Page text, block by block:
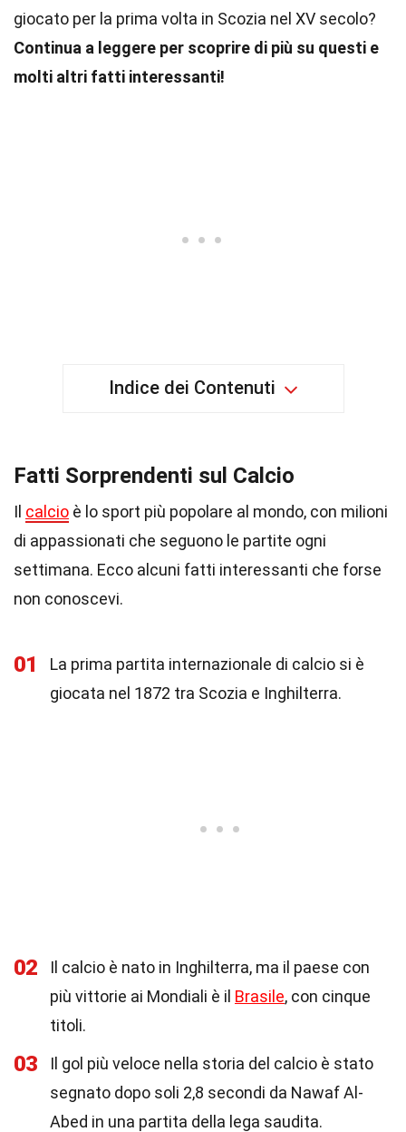
giocato per la prima volta in Scozia nel XV secolo?
Continua a leggere per scoprire di più su questi e
molti altri fatti interessanti!
Indice dei Contenuti
Fatti Sorprendenti sul Calcio
Il calcio è lo sport più popolare al mondo, con milioni
di appassionati che seguono le partite ogni
settimana. Ecco alcuni fatti interessanti che forse
non conoscevi.
01
La prima partita internazionale di calcio si è
giocata nel 1872 tra Scozia e Inghilterra.
02
Il calcio è nato in Inghilterra, ma il paese con
più vittorie ai Mondiali è il Brasile, con cinque
titoli.
03
Il gol più veloce nella storia del calcio è stato
segnato dopo soli 2,8 secondi da Nawaf Al-
Abed in una partita della lega saudita.